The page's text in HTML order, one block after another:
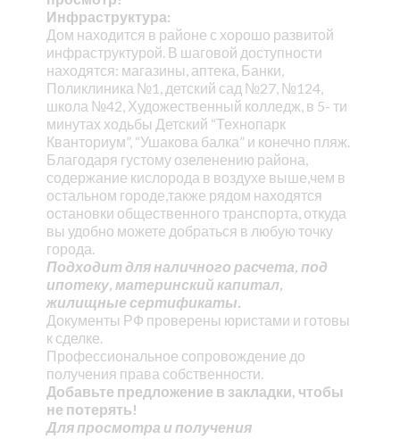
Инфраструктура:
Дом находится в районе с хорошо развитой
инфраструктурой. В шаговой доступности
находятся: магазины, аптека, Банки,
Поликлиника №1, детский сад №27, №124,
школа №42, Художественный колледж, в 5- ти
минутах ходьбы Детский “Технопарк
Кванториум”, “Ушакова балка” и конечно пляж.
Благодаря густому озеленению района,
содержание кислорода в воздухе выше,чем в
остальном городе,также рядом находятся
остановки общественного транспорта, откуда
вы удобно можете добраться в любую точку
города.
Подходит для наличного расчета, под
ипотеку, материнский капитал,
жилищные сертификаты.
Документы РФ проверены юристами и готовы
к сделке.
Профессиональное сопровождение до
получения права собственности.
Добавьте предложение в закладки, чтобы
не потерять!
Для просмотра и получения